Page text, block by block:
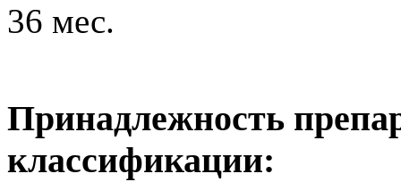
36 мес.
Принадлежность
классификации: